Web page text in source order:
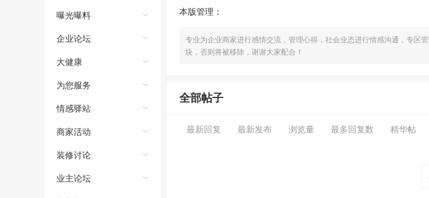
曝光曝料
企业论坛
大健康
为您服务
情感驿站
商家活动
装修讨论
业主论坛
本版管理：
专业为企业商家进行感情交流，管理心得，社会业态进行情感沟通，专区
块，否则将被移除，谢谢大家配合！
全部帖子
最新回复 最新发布 浏览量 最多回复数 精华帖